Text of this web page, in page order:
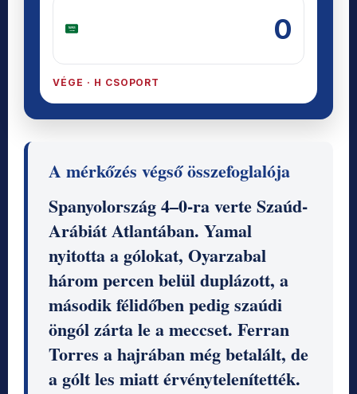
0
VÉGE · H CSOPORT
A mérkőzés végső összefoglalója
Spanyolország 4–0-ra verte Szaúd-
Arábiát Atlantában. Yamal
nyitotta a gólokat, Oyarzabal
három percen belül duplázott, a
második félidőben pedig szaúdi
öngól zárta le a meccset. Ferran
Torres a hajrában még betalált, de
a gólt les miatt érvénytelenítették.